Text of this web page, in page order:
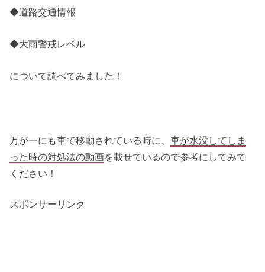
◆道路交通情報
◆大雨警戒レベル
について調べてみました！
万が一にも車で移動されている時に、車が水没してしま
った時の対処法の動画を載せているので参考にしてみて
ください！
スポンサーリンク